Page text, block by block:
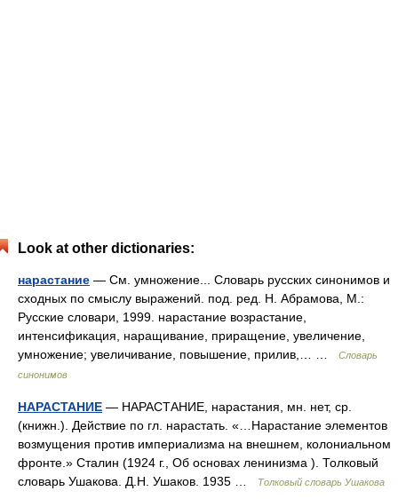
Look at other dictionaries:
нарастание — См. умножение... Словарь русских синонимов и
сходных по смыслу выражений. под. ред. Н. Абрамова, М.:
Русские словари, 1999. нарастание возрастание,
интенсификация, наращивание, приращение, увеличение,
умножение; увеличивание, повышение, прилив,… …
Словарь
синонимов
НАРАСТАНИЕ — НАРАСТАНИЕ, нарастания, мн. нет, ср.
(книжн.). Действие по гл. нарастать. «…Нарастание элементов
возмущения против империализма на внешнем, колониальном
фронте.» Сталин (1924 г., Об основах ленинизма ). Толковый
словарь Ушакова. Д.Н. Ушаков. 1935 …
Толковый словарь Ушакова